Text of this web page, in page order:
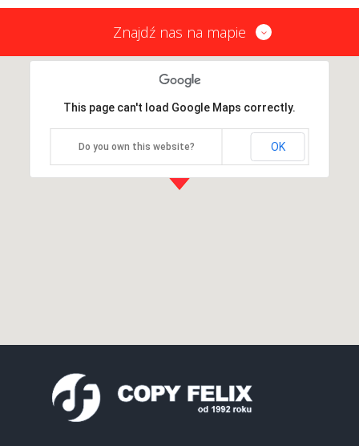
Znajdź nas na mapie
This page can't load Google Maps correctly.
Do you own this website? OK